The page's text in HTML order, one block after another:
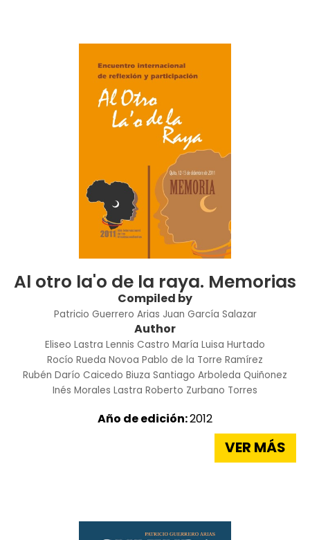
Al otro la'o de la raya. Memorias
Compiled by
Patricio Guerrero Arias Juan García Salazar
Author
Eliseo Lastra Lennis Castro María Luisa Hurtado
Rocío Rueda Novoa Pablo de la Torre Ramírez
Rubén Darío Caicedo Biuza Santiago Arboleda Quiñonez
Inés Morales Lastra Roberto Zurbano Torres
Año de edición:2012
VER MÁS